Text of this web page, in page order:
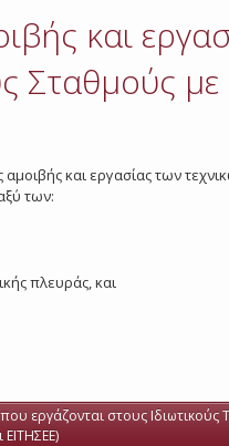
και
Σταθμούς
και εργασίας των
των:
πλευράς, και
εργάζονται στους Ιδιωτικούς
ΕΙΤΗΣΕΕ)